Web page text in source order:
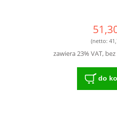
(netto:
zawiera 23% VAT,
do